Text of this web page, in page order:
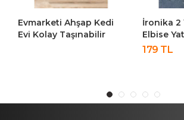
İronika 2 Yönlü Hazneli
Elbise Yatak Koltuk Kedi
Köpek Kıl Toz Toplayıcı